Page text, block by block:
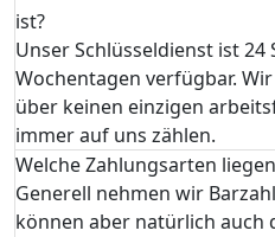
ist?
Unser Schlüsseldienst ist 24
Wochentagen verfügbar.
über keinen einzigen
immer auf uns zählen.
Welche Zahlungsarten
Generell nehmen wir
können aber natürlich auch